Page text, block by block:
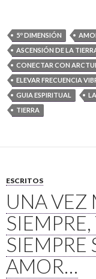
5º DIMENSIÓN
ASCENSIÓN DE LA
CONECTAR CON
ELEVAR FRECUENCIA
GUIA ESPIRITUAL
TIERRA
ESCRITOS
UNA VEZ
SIEMPRE
AMOR…